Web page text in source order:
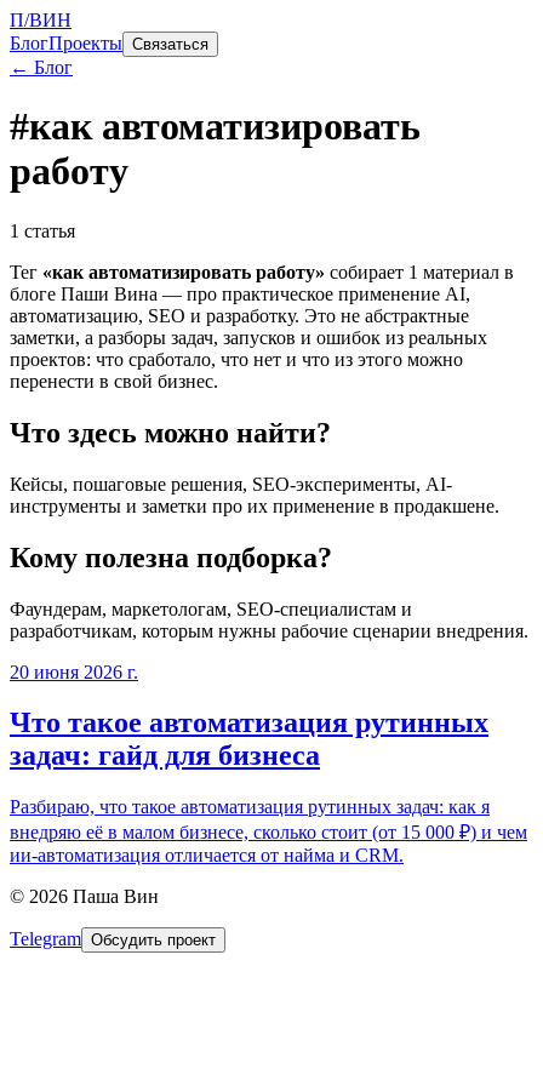
П/ВИН
БлогПроекты Связаться
← Блог
#как автоматизировать
работу
1 статья
Тег «как автоматизировать работу» собирает 1 материал в
блоге Паши Вина — про практическое применение AI,
автоматизацию, SEO и разработку. Это не абстрактные
заметки, а разборы задач, запусков и ошибок из реальных
проектов: что сработало, что нет и что из этого можно
перенести в свой бизнес.
Что здесь можно найти?
Кейсы, пошаговые решения, SEO-эксперименты, AI-
инструменты и заметки про их применение в продакшене.
Кому полезна подборка?
Фаундерам, маркетологам, SEO-специалистам и
разработчикам, которым нужны рабочие сценарии внедрения.
20 июня 2026 г.
Что такое автоматизация рутинных
задач: гайд для бизнеса
Разбираю, что такое автоматизация рутинных задач: как я
внедряю её в малом бизнесе, сколько стоит (от 15 000 ₽) и чем
ии-автоматизация отличается от найма и CRM.
© 2026 Паша Вин
Telegram Обсудить проект